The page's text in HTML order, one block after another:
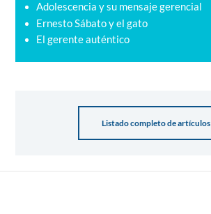
Adolescencia y su mensaje gerencial
Ernesto Sábato y el gato
El gerente auténtico
Listado completo de artículos